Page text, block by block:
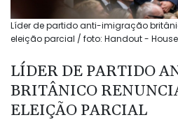
Líder de partido anti-imigração
eleição parcial / foto: Handout -
LÍDER DE PARTIDO
BRITÂNICO
ELEIÇÃO PARCIAL